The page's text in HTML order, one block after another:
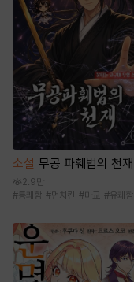
소설 무공 파훼법의 천재
2.9만
#통쾌함 #먼치킨 #마교 #유쾌함